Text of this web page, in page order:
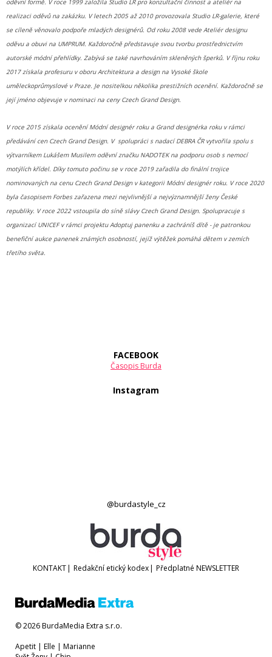
oděvní formě. V roce 1999 založila Studio LR pro konzultační činnost a ateliér na
realizaci oděvů na zakázku. V letech 2005 až 2010 provozovala Studio LR-galerie, které
se cíleně věnovalo podpoře mladých designérů. Od roku 2008 vede Ateliér designu
oděvu a obuvi na UMPRUM. Každoročně představuje svou tvorbu prostřednictvím
autorské módní přehlídky. Zabývá se také navrhováním skleněných šperků. V říjnu roku
2017 získala profesuru v oboru Architektura a design na Vysoké škole
uměleckoprůmyslové v Praze. Je nositelkou několika prestižních ocenění. Každoročně se
její jméno objevuje v nominaci na ceny Czech Grand Design.
V roce 2015 získala ocenění Módní designér roku a Grand designérka roku v rámci
předávání cen Czech Grand Design. V spolupráci s nadací DEBRA ČR vytvořila spolu s
výtvarníkem Lukášem Musilem oděvní značku NADOTEK na podporu osob s nemocí
motýlích křídel. Díky tomuto počinu se v roce 2019 zařadila do finální trojice
nominovaných na cenu Czech Grand Design v kategorii Módní designér roku. V roce 2020
byla časopisem Forbes zařazena mezi nejvlivnější a nejvýznamnější ženy České
republiky. V roce 2022 vstoupila do síně slávy Czech Grand Design. Spolupracuje s
organizací UNICEF v rámci projektu Adoptuj panenku a zachráníš dítě - je patronkou
benefiční aukce panenek známých osobností, jejíž výtěžek pomáhá dětem v zemích
třetího světa.
FACEBOOK
Časopis Burda
Instagram
@burdastyle_cz
KONTAKT| Redakční etický kodex| Předplatné NEWSLETTER
© 2026 BurdaMedia Extra s.r.o.
Apetit | Elle | Marianne